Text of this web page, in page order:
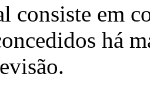
consiste em
há